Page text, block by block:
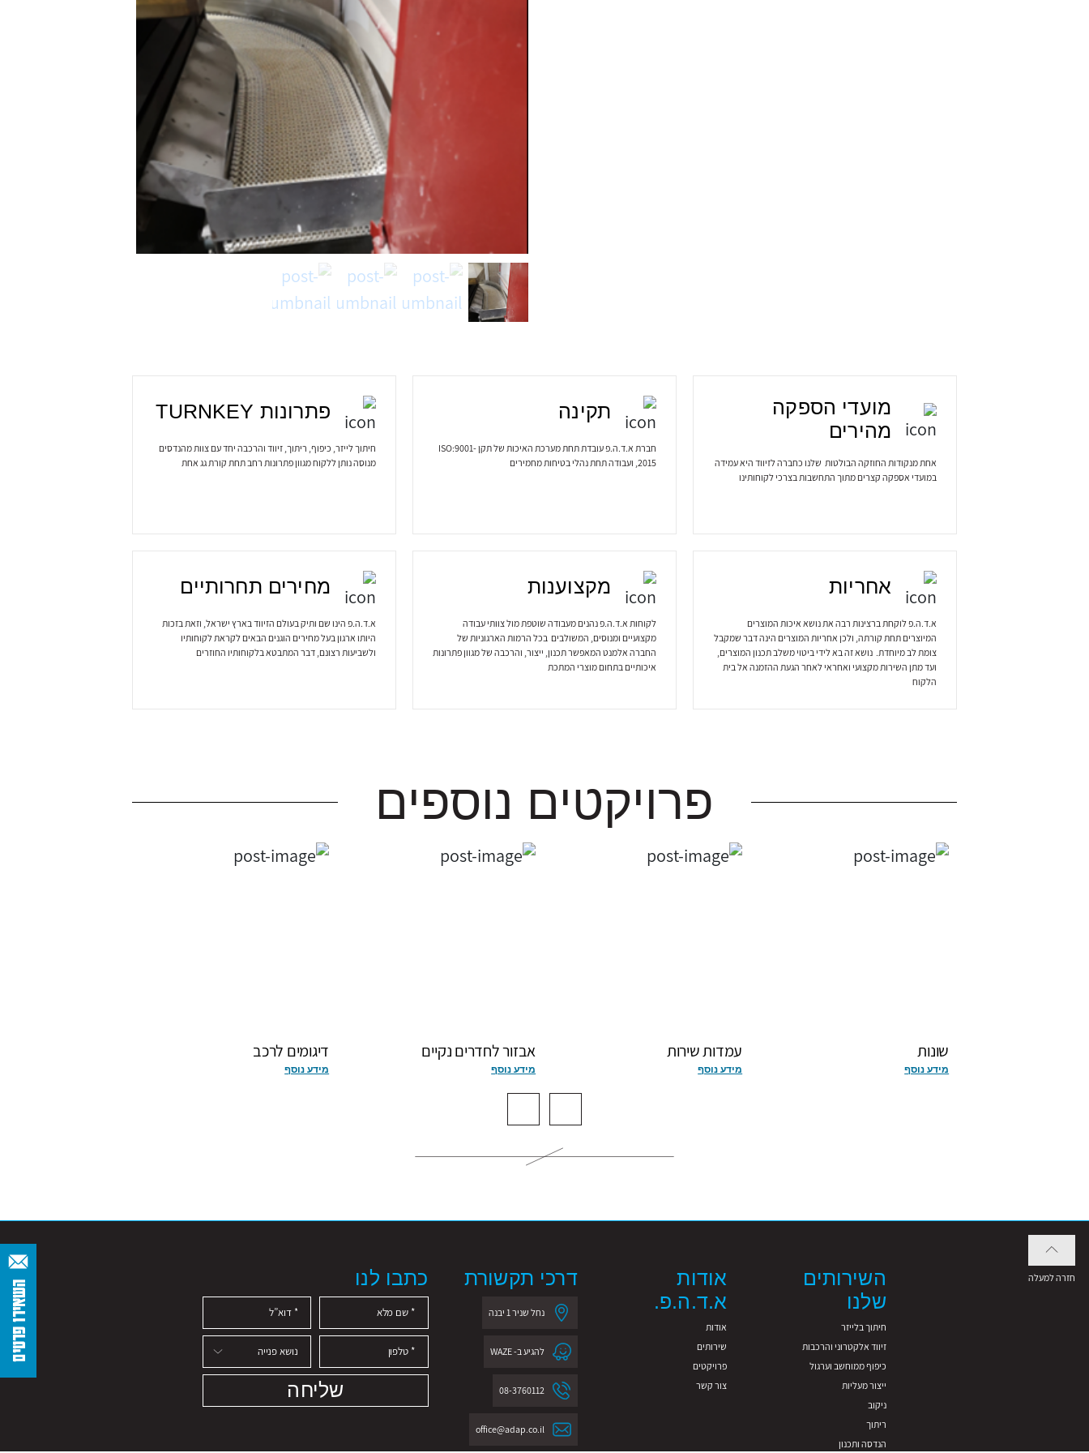
השאירו פרטים
מועדי הספקה
מהירים
אחת מנקודות החוזקה הבולטות שלנו כחברה לזיווד היא עמידה
במועדי אספקה קצרים מתוך התחשבות בצרכי לקוחותינו
תקינה
חברת א.ד.ה.פ עובדת תחת מערכת האיכות של תקן ISO:9001-
2015, ועבודה תחת נהלי בטיחות מחמירים
פתרונות TURNKEY
חיתוך לייזר, כיפוף, ריתוך, זיווד והרכבה יחד עם צוות מהנדסים
מנוסה נותן ללקוח מגוון פתרונות רחב תחת קורת גג אחת
אחריות
א.ד.ה.פ לוקחת ברצינות רבה את נושא איכות המוצרים
המיוצרים תחת קורתה, ולכן אחריות המוצרים הינה דבר שמקבל
צומת לב מיוחדת. נושא זה בא לידי ביטוי משלב תכנון המוצרים,
ועד מתן השירות מקצועי ואחראי לאחר הגעת ההזמנה אל בית
הלקוח
מקצוענות
לקוחות א.ד.ה.פ נהנים מעבודה שוטפת מול צוותי עבודה
מקצועיים ומנוסים, המשולבים בכל הרמות הארגוניות של
החברה אלמנט המאפשר תכנון, ייצור, והרכבה של מגוון פתרונות
איכותיים בתחום מוצרי המתכת
מחירים תחרותיים
א.ד.ה.פ הינו שם ותיק בעולם הזיווד בארץ ישראל, וזאת בזכות
היותו ארגון בעל מחירים הוגנים הבאים לקראת לקוחותיו
ולשביעות רצונם, דבר המתבטא בלקוחותיו החוזרים
פרויקטים נוספים
שונות
מידע נוסף
עמדות שירות
מידע נוסף
אבזור לחדרים נקיים
מידע נוסף
דיגומים לרכב
מידע נוסף
חזרה למעלה
השירותים
שלנו
חיתוך בלייזר
זיווד אלקטרוני והרכבות
כיפוף ממוחשב וערגול
ייצור מעליות
ניקוב
ריתוך
הנדסה ותכנון
אודות
א.ד.ה.פ.
אודות
שירותים
פרויקטים
צור קשר
דרכי תקשורת
נחל שניר 1 יבנה
להגיע ב- WAZE
08-3760112
office@adap.co.il
כתבו לנו